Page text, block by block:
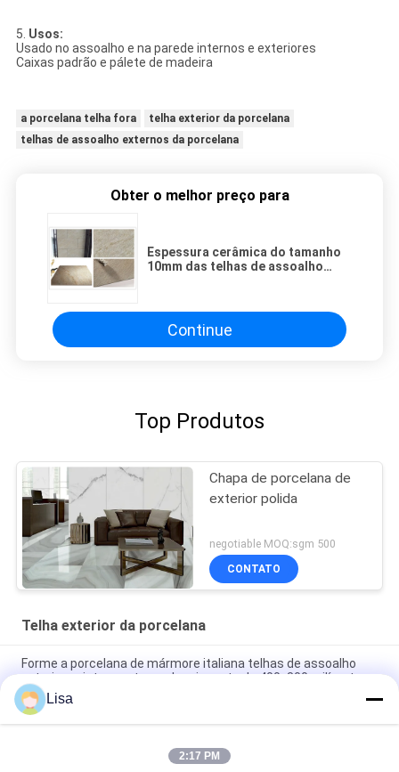
5. Usos:
Usado no assoalho e na parede internos e exteriores
Caixas padrão e pálete de madeira
a porcelana telha fora
telha exterior da porcelana
telhas de assoalho externos da porcelana
Obter o melhor preço para
Espessura cerâmica do tamanho
10mm das telhas de assoalho
Continue
Top Produtos
Chapa de porcelana de
exterior polida
negotiable MOQ:sgm 500
CONTATO
Telha exterior da porcelana
Forme a porcelana de mármore italiana telhas de assoalho
exteriores internas tamanho cinzento de 400x800 milímetro
do mármore exterior interno das telhas da porcelana de
40*80cm desgaste bege da cor - resistente
Telhas de assoalho de superfície da cozinha da porcelana do
Lisa
2:17 PM